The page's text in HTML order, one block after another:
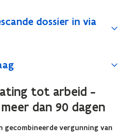
dossier in via
tot arbeid -
dan 90 dagen
gecombineerde vergunning van